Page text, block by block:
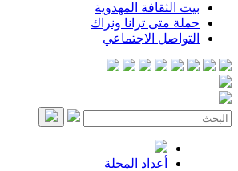
بيت الثقافة المهدوية
حملة متى ترانا ونراك
التواصل الاجتماعي
أعداد المجلة